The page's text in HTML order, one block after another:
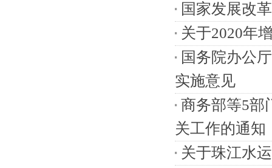
国家发展改
关于2020年
国务院办公
实施意见
商务部等5部
关工作的通知
关于珠江水